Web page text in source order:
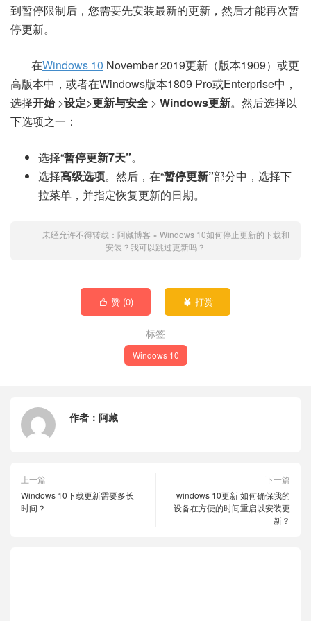
到暂停限制后，您需要先安装最新的更新，然后才能再次暂
停更新。
在Windows 10 November 2019更新（版本1909）或更
高版本中，或者在Windows版本1809 Pro或Enterprise中，
选择开始>设定>更新与安全 > Windows更新。然后选择以
下选项之一：
选择“暂停更新7天”。
选择高级选项。然后，在“暂停更新”部分中，选择下
拉菜单，并指定恢复更新的日期。
未经允许不得转载： 阿藏博客 » Windows 10如何停止更新的下载和
安装？我可以跳过更新吗？
 赞 (0)  打赏
标签
Windows 10
作者： 阿藏
上一篇
Windows 10下载更新需要多长
时间？
下一篇
windows 10更新 如何确保我的
设备在方便的时间重启以安装更
新？